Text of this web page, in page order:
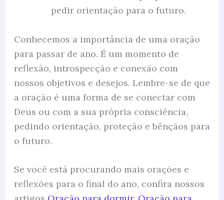
pedir orientação para o futuro.
Conhecemos a importância de uma oração
para passar de ano. É um momento de
reflexão, introspecção e conexão com
nossos objetivos e desejos. Lembre-se de que
a oração é uma forma de se conectar com
Deus ou com a sua própria consciência,
pedindo orientação, proteção e bênçãos para
o futuro.
Se você está procurando mais orações e
reflexões para o final do ano, confira nossos